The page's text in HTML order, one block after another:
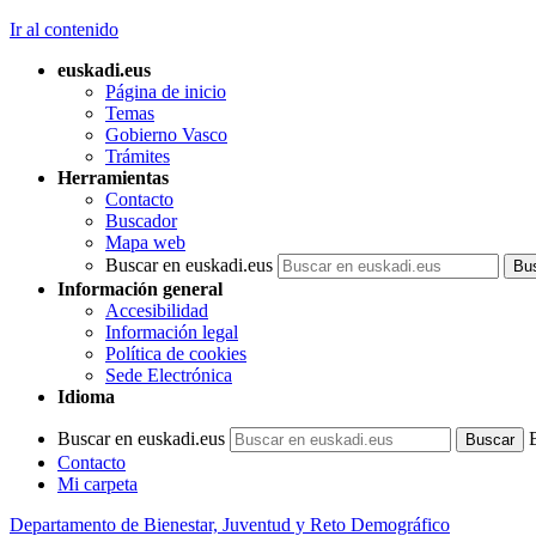
Ir al contenido
euskadi.eus
Página de inicio
Temas
Gobierno Vasco
Trámites
Herramientas
Contacto
Buscador
Mapa web
Buscar en euskadi.eus
Información general
Accesibilidad
Información legal
Política de cookies
Sede Electrónica
Idioma
Buscar en euskadi.eus
Contacto
Mi carpeta
Departamento de Bienestar, Juventud y Reto Demográfico